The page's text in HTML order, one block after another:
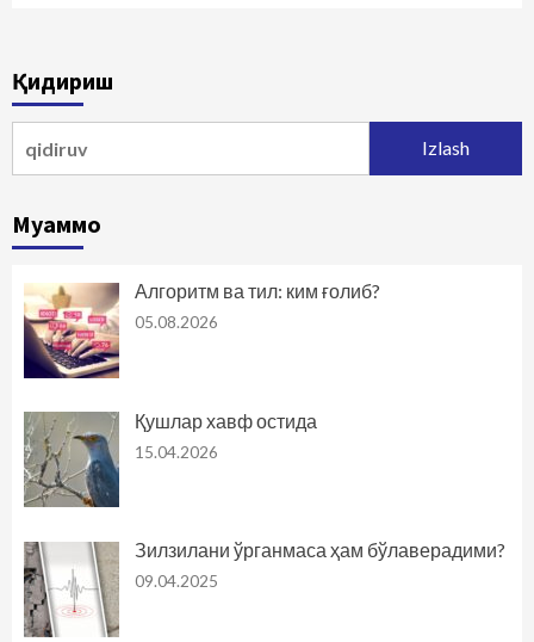
Қидириш
Муаммо
Алгоритм ва тил: ким ғолиб?
05.08.2026
Қушлар хавф остида
15.04.2026
Зилзилани ўрганмаса ҳам бўлаверадими?
09.04.2025